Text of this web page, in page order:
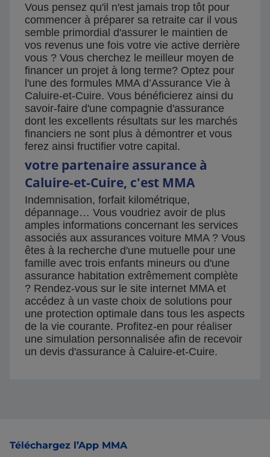
Vous pensez qu'il n'est jamais trop tôt pour
commencer à préparer sa retraite car il vous
semble primordial d'assurer le maintien de
vos revenus une fois votre vie active derrière
vous ? Vous cherchez le meilleur moyen de
financer un projet à long terme? Optez pour
l'une des formules MMA d’Assurance Vie à
Caluire-et-Cuire. Vous bénéficierez ainsi du
savoir-faire d'une compagnie d'assurance
dont les excellents résultats sur les marchés
financiers ne sont plus à démontrer et vous
ferez ainsi fructifier votre capital.
votre partenaire assurance à
Caluire-et-Cuire, c'est MMA
Indemnisation, forfait kilométrique,
dépannage… Vous voudriez avoir de plus
amples informations concernant les services
associés aux assurances voiture MMA ? Vous
êtes à la recherche d'une mutuelle pour une
famille avec trois enfants mineurs ou d'une
assurance habitation extrêmement complète
? Rendez-vous sur le site internet MMA et
accédez à un vaste choix de solutions pour
une protection optimale dans tous les aspects
de la vie courante. Profitez-en pour réaliser
une simulation personnalisée afin de recevoir
un devis d'assurance à Caluire-et-Cuire.
Téléchargez l’App MMA